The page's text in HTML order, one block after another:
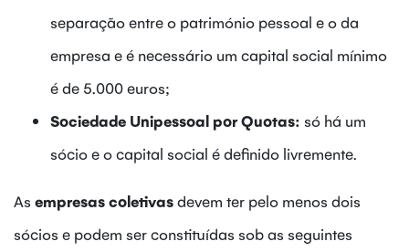
separação entre o património pessoal e o da
empresa e é necessário um capital social mínimo
é de 5.000 euros;
Sociedade Unipessoal por Quotas: só há um
sócio e o capital social é definido livremente.
As empresas coletivasdevem ter pelo menos dois
sócios e podem ser constituídas sob as seguintes